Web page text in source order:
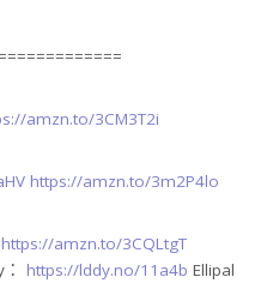
amzn.to/3CM3T2i
https://amzn.to/3m2P4lo
https://amzn.to/3CQLtgT
https://lddy.no/11a4b Ellipal